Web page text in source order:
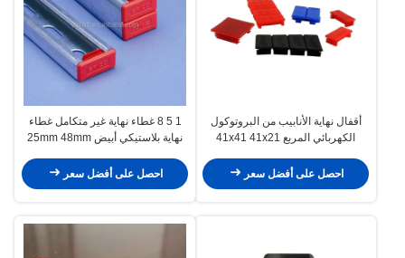
أقفال نهاية الأنابيب من البروتوكول
الكهربائي المربع 41x41 41x21
احصل على أفضل سعر
1 5 8 غطاء نهاية غير متكامل غطاء
نهاية بلاستيكي أبيض 25mm 48mm
احصل على أفضل سعر